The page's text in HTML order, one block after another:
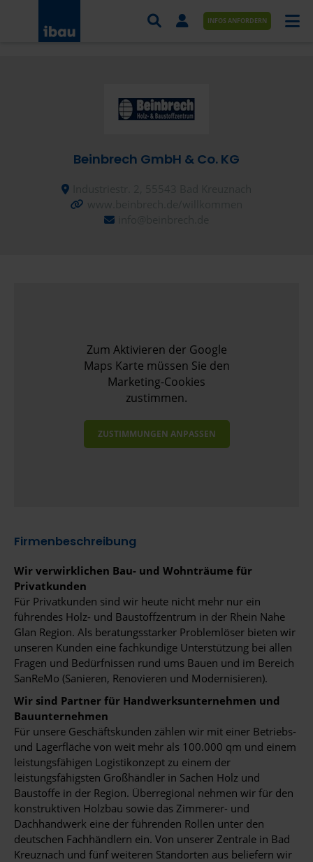
AUFTRÄGE NACH ORT
AKADEMIE
INFOS ANFORDERN
Beinbrech GmbH & Co. KG
Zum Aktivieren der Google
Maps Karte müssen Sie den
Marketing-Cookies
zustimmen.
ZUSTIMMUNGEN ANPASSEN
Firmenbeschreibung
Wir verwirklichen Bau- und Wohnträume für
Privatkunden
Für Privatkunden sind wir heute nicht mehr nur ein
führendes Holz- und Baustoffzentrum in der Rhein Nahe
Glan Region. Als beratungsstarker Problemlöser bieten wir
unseren Kunden eine fachkundige Unterstützung bei allen
Fragen und Bedürfnissen rund ums Bauen und im Bereich
SanReMo (Sanieren, Renovieren und Modernisieren).
Wir sind Partner für Handwerksunternehmen und
Bauunternehmen
Für unsere Geschäftskunden zählen wir mit einer Betriebs-
und Lagerfläche von weit mehr als 100.000 qm und einem
leistungsfähigen Logistikonzept zu einem der
leistungsfähigsten Großhändler in Sachen Holz und
Baustoffe in der Region. Überregional nehmen wir für den
konstruktiven Holzbau sowie das Zimmerer- und
Dachhandwerk eine der führenden Rollen unter den
deutschen Fachhändlern ein. Von unserer Zentrale in Bad
Kreuznach und fünf weiteren Standorten aus beliefern wir